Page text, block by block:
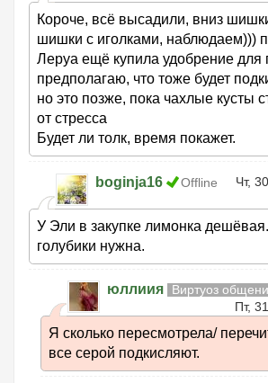
Короче, всё высадили, вниз
шишки с иголками, наблюдаем)))
Леруа ещё купила удобрение для
предполагаю, что тоже будет
но это позже, пока чахлые кусты
от стресса
Будет ли толк, время покажет.
boginja16 Offline Чт,
У Эли в закупке лимонка
голубики нужна.
юллиия Виртуоз
Пт,
Я сколько пересмотрела/
все серой подкисляют.